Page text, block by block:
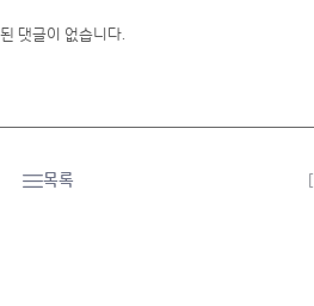
댓글이 없습니다.
목록